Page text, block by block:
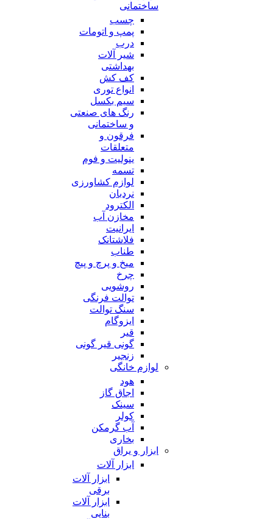
ساختمانی
چسب
پمپ و اتومات
درب
شیر آلات
بهداشتی
کف کش
انواع توری
سیم بکسل
رنگ های صنعتی
و ساختمانی
فرقون و
متعلقات
ینولیت و فوم
تسمه
لوازم کشاورزی
نردبان
الکترود
مخازن آب
ایرانیت
فلاشتانک
طناب
میخ و پرچ و پیچ
چرخ
روشویی
توالت فرنگی
سنگ توالت
ایزوگام
قیر
گونی قیر گونی
زنجیر
لوازم خانگی
هود
اجاق گاز
سینک
کولر
آب گرمکن
بخاری
ابزار و یراق
ابزار آلات
ابزار آلات
برقی
ابزار آلات
بنایی